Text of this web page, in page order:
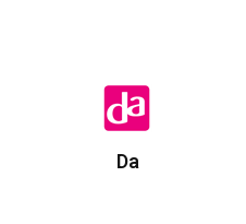
Da